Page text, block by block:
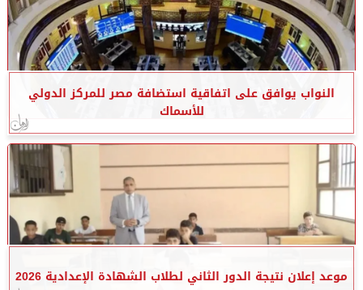
النواب يوافق على اتفاقية استضافة مصر للمركز الدولي
للأسماك
موعد إعلان نتيجة الدور الثاني لطلاب الشهادة الإعدادية 2026